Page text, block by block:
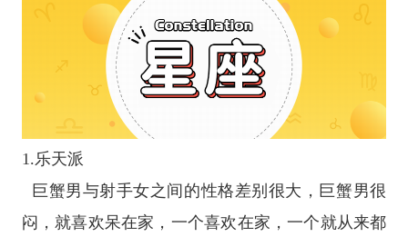
1.乐天派
巨蟹男与射手女之间的性格差别很大，巨蟹男很
闷，就喜欢呆在家，一个喜欢在家，一个就从来都